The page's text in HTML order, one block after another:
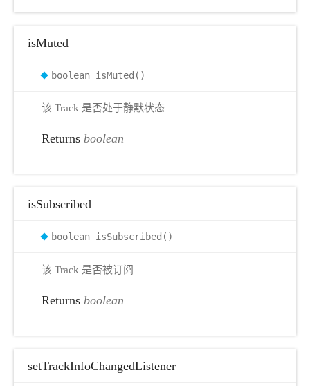
isMuted
boolean isMuted()
该 Track 是否处于静默状态
Returns boolean
isSubscribed
boolean isSubscribed()
该 Track 是否被订阅
Returns boolean
setTrackInfoChangedListener